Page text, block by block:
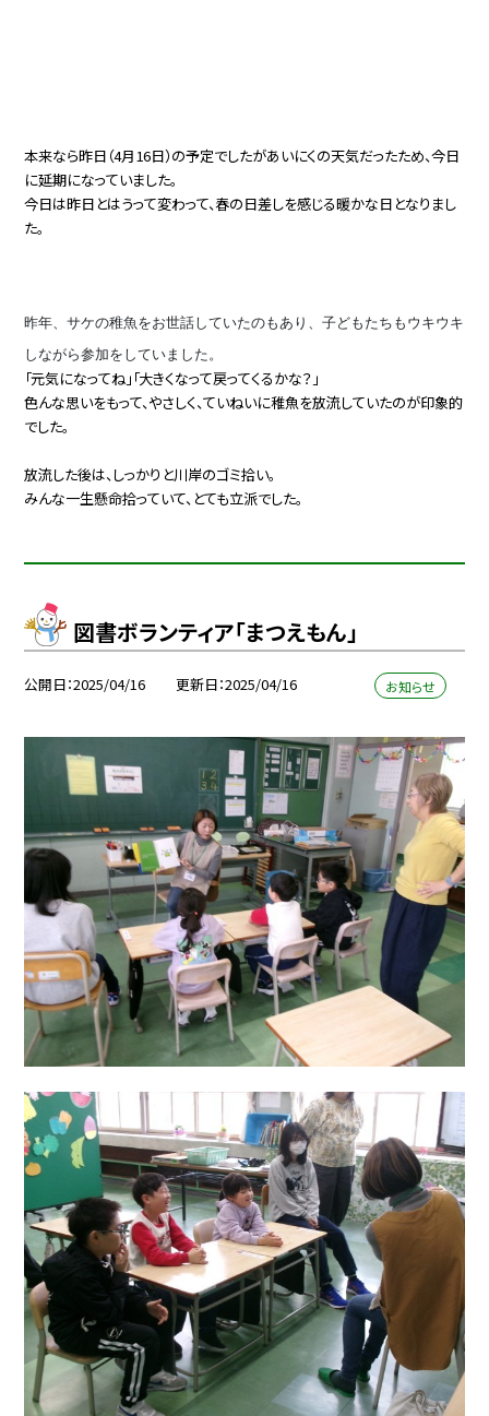
本来なら昨日（4月16日）の予定でしたがあいにくの天気だったため、今日
に延期になっていました。
今日は昨日とはうって変わって、春の日差しを感じる暖かな日となりまし
た。
昨年、サケの稚魚をお世話していたのもあり、子どもたちもウキウキ
しながら参加をしていました。
「元気になってね」「大きくなって戻ってくるかな？」
色んな思いをもって、やさしく、ていねいに稚魚を放流していたのが印象的
でした。
放流した後は、しっかりと川岸のゴミ拾い。
みんな一生懸命拾っていて、とても立派でした。
図書ボランティア「まつえもん」
公開日 2025/04/16 更新日 2025/04/16 お知らせ